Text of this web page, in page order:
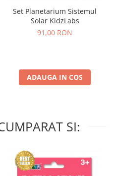
Set Planetarium Sistemul
Solar KidzLabs
91,00 RON
ADAUGA IN COS
SI: